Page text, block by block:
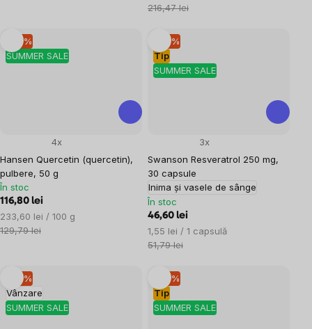
preţ:
216,47 lei
SUMMER SALE
–10 %
Hansen Quercetin (quercetin),
pulbere, 50 g
4x
În stoc
116,80 lei
Evaluare
preţ:
233,60 lei / 100 g
129,79 lei
Tip
SUMMER SALE
–10 %
Swanson Resveratrol 250 mg,
30 capsule
Inima și vasele de sânge
3x
În stoc
46,60 lei
Evaluare
preţ:
1,55 lei / 1 capsulă
51,79 lei
Vânzare
SUMMER SALE
–10 %
Tip
SUMMER SALE
–10 %